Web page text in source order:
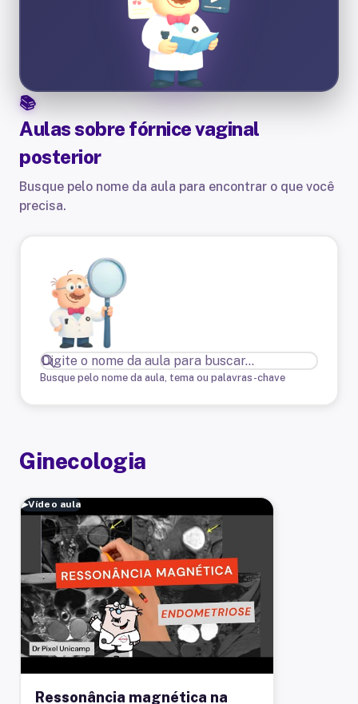
Aulas sobre fórnice vaginal
posterior
Busque pelo nome da aula para encontrar o que você
precisa.
Busque pelo nome da aula, tema ou palavras-chave
Ginecologia
▶Vídeo aula
Ressonância magnética na